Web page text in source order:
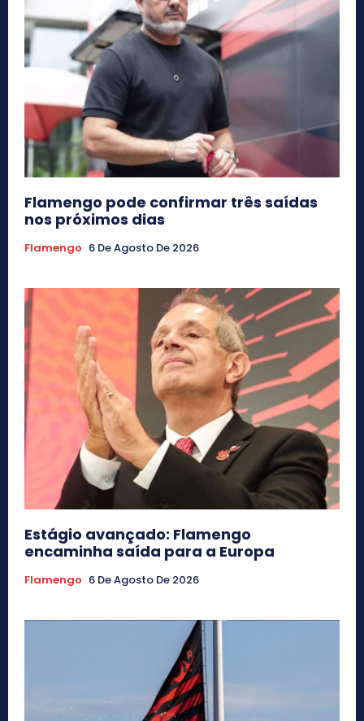
Flamengo pode confirmar três saídas
nos próximos dias
Flamengo 6 De Agosto De 2026
Estágio avançado: Flamengo
encaminha saída para a Europa
Flamengo 6 De Agosto De 2026